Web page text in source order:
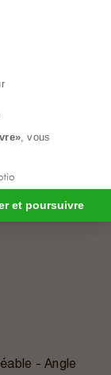
- Angle
, vous
et poursuivre